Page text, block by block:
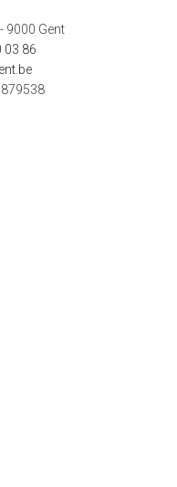
9000 Gent
03 86